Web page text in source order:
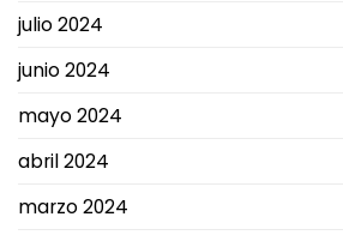
julio 2024
junio 2024
mayo 2024
abril 2024
marzo 2024